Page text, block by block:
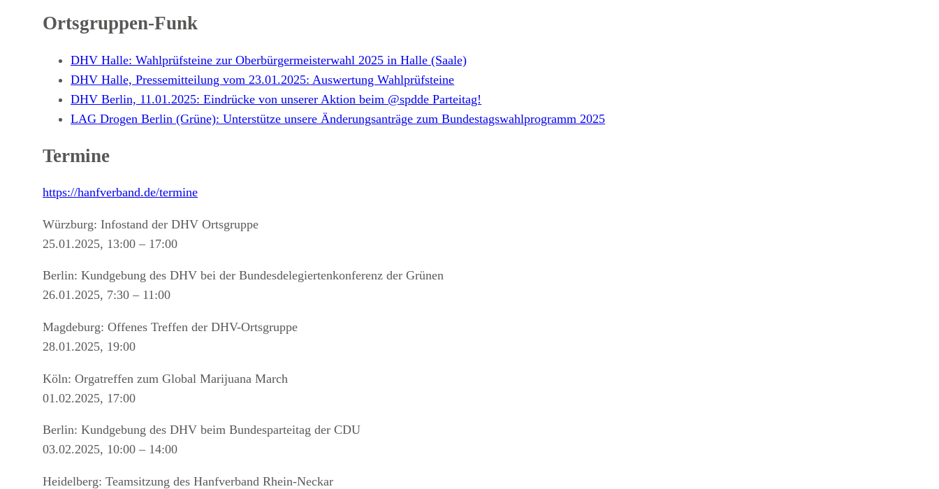
Ortsgruppen-Funk
DHV Halle: Wahlprüfsteine zur Oberbürgermeisterwahl 2025 in Halle (Saale)
DHV Halle, Pressemitteilung vom 23.01.2025: Auswertung Wahlprüfsteine
DHV Berlin, 11.01.2025: Eindrücke von unserer Aktion beim @spdde Parteitag!
LAG Drogen Berlin (Grüne): Unterstütze unsere Änderungsanträge zum Bundestagswahlprogramm 2025
Termine
https://hanfverband.de/termine
Würzburg: Infostand der DHV Ortsgruppe
25.01.2025, 13:00 – 17:00
Berlin: Kundgebung des DHV bei der Bundesdelegiertenkonferenz der Grünen
26.01.2025, 7:30 – 11:00
Magdeburg: Offenes Treffen der DHV-Ortsgruppe
28.01.2025, 19:00
Köln: Orgatreffen zum Global Marijuana March
01.02.2025, 17:00
Berlin: Kundgebung des DHV beim Bundesparteitag der CDU
03.02.2025, 10:00 – 14:00
Heidelberg: Teamsitzung des Hanfverband Rhein-Neckar